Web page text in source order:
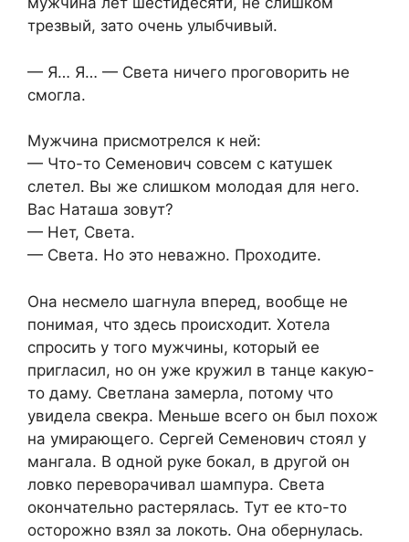
трезвый, зато очень улыбчивый.
— Я… Я… — Света ничего проговорить не
смогла.
Мужчина присмотрелся к ней:
— Что-то Семенович совсем с катушек
слетел. Вы же слишком молодая для него.
Вас Наташа зовут?
— Нет, Света.
— Света. Но это неважно. Проходите.
Она несмело шагнула вперед, вообще не
понимая, что здесь происходит. Хотела
спросить у того мужчины, который ее
пригласил, но он уже кружил в танце какую-
то даму. Светлана замерла, потому что
увидела свекра. Меньше всего он был похож
на умирающего. Сергей Семенович стоял у
мангала. В одной руке бокал, в другой он
ловко переворачивал шампура. Света
окончательно растерялась. Тут ее кто-то
осторожно взял за локоть. Она обернулась.